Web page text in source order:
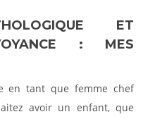
ET
: MES
en tant que femme chef
avoir un enfant, que